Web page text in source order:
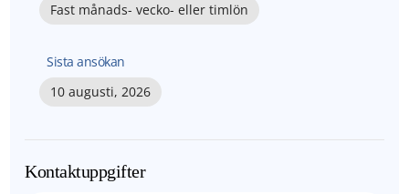
Fast månads- vecko- eller timlön
Sista ansökan
10 augusti, 2026
Kontaktuppgifter